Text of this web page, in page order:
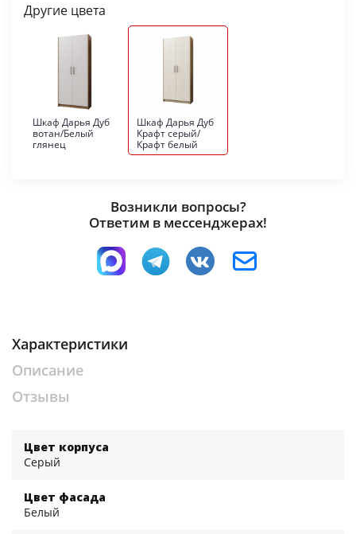
Другие цвета
Шкаф Дарья Дуб
вотан/Белый
глянец
Шкаф Дарья Дуб
Крафт серый/
Крафт белый
Возникли вопросы?
Ответим в мессенджерах!
Характеристики
Описание
Отзывы
Цвет корпуса
Серый
Цвет фасада
Белый